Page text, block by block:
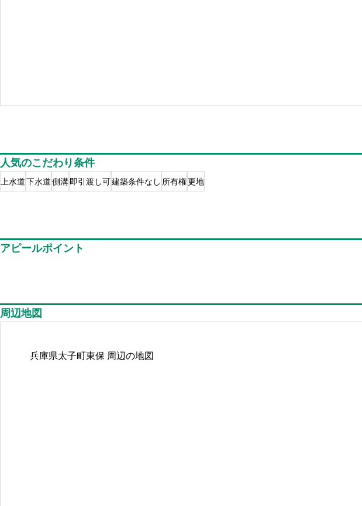
人気のこだわり条件
上水道下水道側溝即引渡し可建築条件なし 所有権更地
アピールポイント
周辺地図
兵庫県太子町東保 周辺の地図